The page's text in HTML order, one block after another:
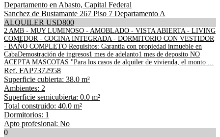
Departamento en Abasto, Capital Federal
Sanchez de Bustamante 267 Piso 7 Departamento A
ALQUILER USD800
2 AMB - MUY LUMINOSO - AMOBLADO - VISTA ABIERTA - LIVING
COMEDOR - COCINA INTEGRADA - DORMITORIO CON VESTIDOR
- BAÑO COMPLETO Requisitos: Garantía con propiedad inmueble en
CabaDemostración de ingresos1 mes de adelanto1 mes de deposito NO
ACEPTA MASCOTAS "Para los casos de alquiler de vivienda, el monto ...
Ref. FAP7372958
Superficie cubierta: 38.0 m²
Ambientes: 2
Superficie semicubierta: 0.0 m²
Total construido: 40.0 m²
Dormitorios: 1
Apto profesional: No
0